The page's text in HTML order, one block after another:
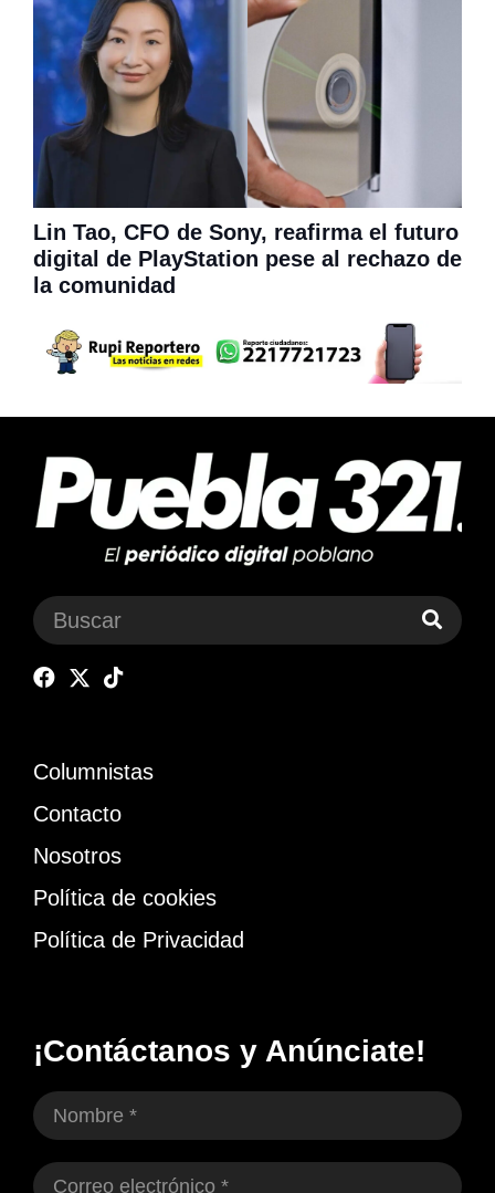
Lin Tao, CFO de Sony, reafirma el futuro
digital de PlayStation pese al rechazo de
la comunidad
Columnistas
Contacto
Nosotros
Política de cookies
Política de Privacidad
¡Contáctanos y Anúnciate!